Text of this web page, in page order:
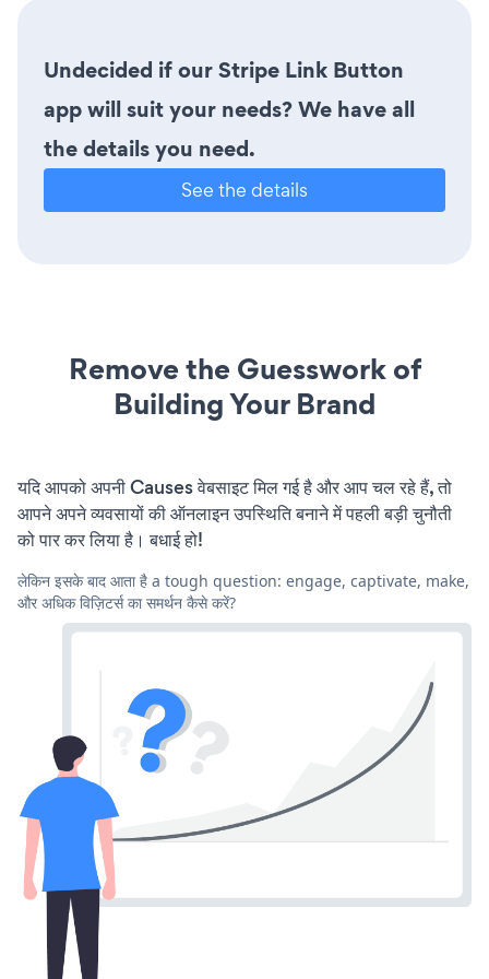
Undecided if our Stripe Link Button
app will suit your needs? We have all
the details you need.
See the details
Remove the Guesswork of
Building Your Brand
यदि आपको अपनी Causes वेबसाइट मिल गई है और आप चल रहे हैं, तो
आपने अपने व्यवसायों की ऑनलाइन उपस्थिति बनाने में पहली बड़ी चुनौती
को पार कर लिया है। बधाई हो!
लेकिन इसके बाद आता है a tough question: engage, captivate, make,
और अधिक विज़िटर्स का समर्थन कैसे करें?